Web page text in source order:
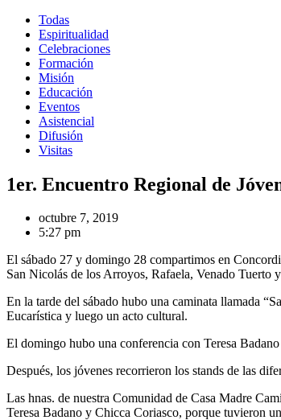
Todas
Espiritualidad
Celebraciones
Formación
Misión
Educación
Eventos
Asistencial
Difusión
Visitas
1er. Encuentro Regional de
octubre 7, 2019
5:27 pm
El sábado 27 y domingo 28 compartimos en
San Nicolás de los Arroyos, Rafaela, Venado Tuerto
En la tarde del sábado hubo una caminata llamada
Eucarística y luego un acto cultural.
El domingo hubo una conferencia con Teresa
Después, los jóvenes recorrieron los stands de las
Las hnas. de nuestra Comunidad de Casa Madre
Teresa Badano y Chicca Coriasco, porque tuvieron